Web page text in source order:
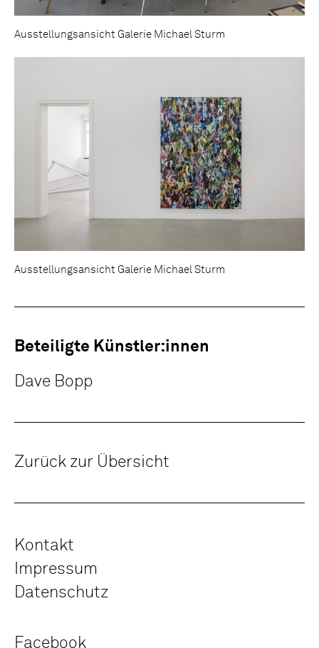
Ausstellungsansicht Galerie Michael Sturm
Ausstellungsansicht Galerie Michael Sturm
Beteiligte Künstler:innen
Dave Bopp
Zurück zur Übersicht
Kontakt
Impressum
Datenschutz
Facebook